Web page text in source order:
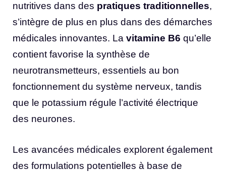
nutritives dans des pratiques traditionnelles,
s’intègre de plus en plus dans des démarches
médicales innovantes. La vitamine B6 qu’elle
contient favorise la synthèse de
neurotransmetteurs, essentiels au bon
fonctionnement du système nerveux, tandis
que le potassium régule l’activité électrique
des neurones.
Les avancées médicales explorent également
des formulations potentielles à base de